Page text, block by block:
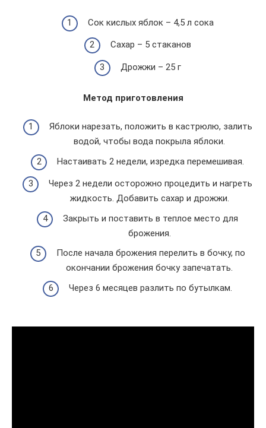
Сок кислых яблок – 4,5 л сока
Сахар – 5 стаканов
Дрожжи – 25 г
Метод приготовления
Яблоки нарезать, положить в кастрюлю, залить
водой, чтобы вода покрыла яблоки.
Настаивать 2 недели, изредка перемешивая.
Через 2 недели осторожно процедить и нагреть
жидкость. Добавить сахар и дрожжи.
Закрыть и поставить в теплое место для
брожения.
После начала брожения перелить в бочку, по
окончании брожения бочку запечатать.
Через 6 месяцев разлить по бутылкам.